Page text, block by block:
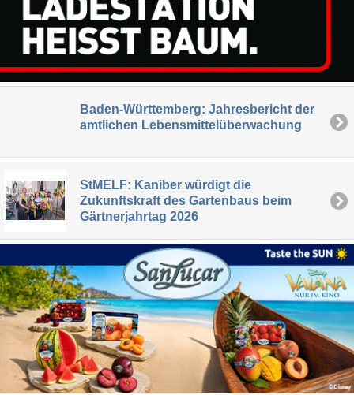
Baden-Württemberg: Jahresbericht der
amtlichen Lebensmittelüberwachung
StMELF: Kaniber würdigt die
Zukunftskraft des Gartenbaus beim
Gärtnerjahrtag 2026